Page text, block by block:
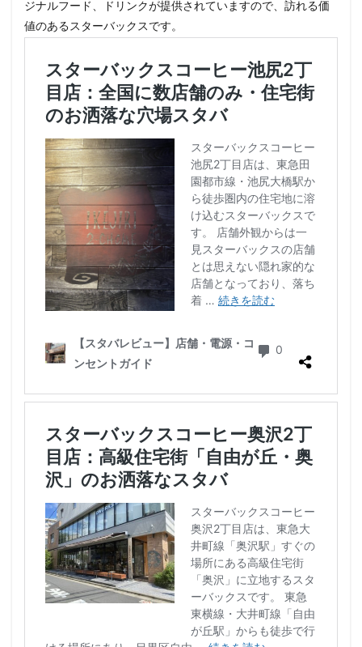
ジナルフード、ドリンクが提供されていますので、訪れる価
値のあるスターバックスです。